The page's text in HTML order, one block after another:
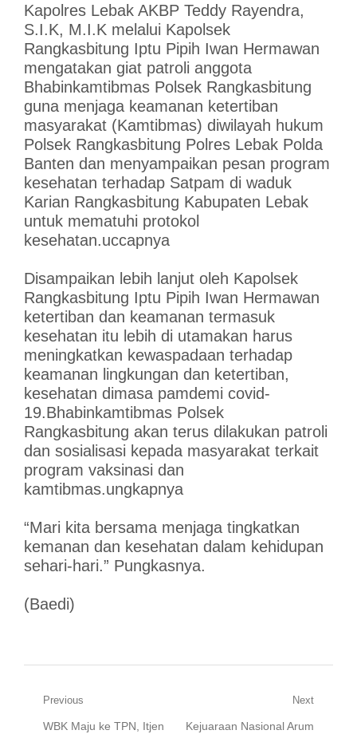
Kapolres Lebak AKBP Teddy Rayendra,
S.I.K, M.I.K melalui Kapolsek
Rangkasbitung Iptu Pipih Iwan Hermawan
mengatakan giat patroli anggota
Bhabinkamtibmas Polsek Rangkasbitung
guna menjaga keamanan ketertiban
masyarakat (Kamtibmas) diwilayah hukum
Polsek Rangkasbitung Polres Lebak Polda
Banten dan menyampaikan pesan program
kesehatan terhadap Satpam di waduk
Karian Rangkasbitung Kabupaten Lebak
untuk mematuhi protokol
kesehatan.uccapnya
Disampaikan lebih lanjut oleh Kapolsek
Rangkasbitung Iptu Pipih Iwan Hermawan
ketertiban dan keamanan termasuk
kesehatan itu lebih di utamakan harus
meningkatkan kewaspadaan terhadap
keamanan lingkungan dan ketertiban,
kesehatan dimasa pamdemi covid-
19.Bhabinkamtibmas Polsek
Rangkasbitung akan terus dilakukan patroli
dan sosialisasi kepada masyarakat terkait
program vaksinasi dan
kamtibmas.ungkapnya
“Mari kita bersama menjaga tingkatkan
kemanan dan kesehatan dalam kehidupan
sehari-hari.” Pungkasnya.
(Baedi)
Navigasi
pos
Previous
Previous
WBK Maju ke TPN, Itjen
Next
Next
Kejuaraan Nasional Arum